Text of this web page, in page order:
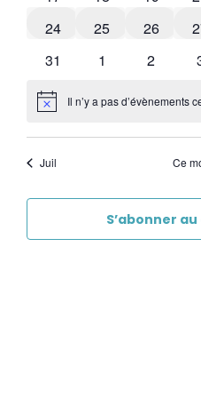
0 évènements
24 0 évènements
25 0
26
1 évènement
31 0 évènements
1 0
2
Notice Il n’y a pas d’évènements
Juil Ce
S’abonner